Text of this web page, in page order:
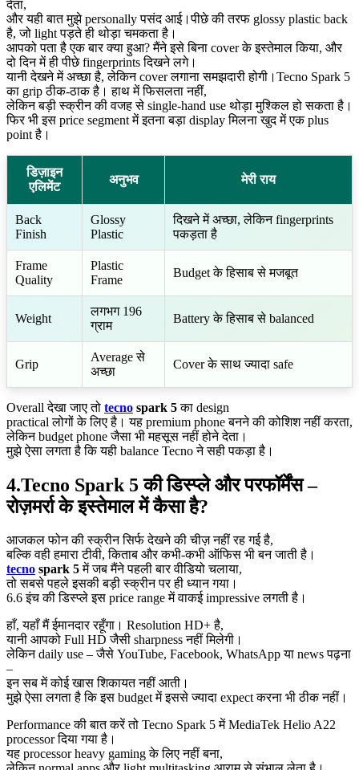
देता,
और यही बात मुझे personally पसंद आई।पीछे की तरफ glossy plastic back
है, जो light पड़ते ही थोड़ा चमकता है।
आपको पता है एक बार क्या हुआ? मैंने इसे बिना cover के इस्तेमाल किया, और
दो दिन में ही पीछे fingerprints दिखने लगे।
यानी देखने में अच्छा है, लेकिन cover लगाना समझदारी होगी।Tecno Spark 5
का grip ठीक-ठाक है। हाथ में फिसलता नहीं,
लेकिन बड़ी स्क्रीन की वजह से single-hand use थोड़ा मुश्किल हो सकता है।
फिर भी इस price segment में इतना बड़ा display मिलना खुद में एक plus
point है।
डिज़ाइन
एलिमेंट
अनुभव मेरी राय
Back
Finish
Glossy
Plastic
दिखने में अच्छा, लेकिन fingerprints
पकड़ता है
Frame
Quality
Plastic
Frame
Budget के हिसाब से मजबूत
Weight
लगभग 196
ग्राम
Battery के हिसाब से balanced
Grip
Average से
अच्छा
Cover के साथ ज्यादा safe
Overall देखा जाए तो tecno spark 5का design
practical लोगों के लिए है। यह premium phone बनने की कोशिश नहीं करता,
लेकिन budget phone जैसा भी महसूस नहीं होने देता।
मुझे ऐसा लगता है कि यही balance Tecno ने सही पकड़ा है।
4.Tecno Spark 5 की डिस्प्ले और परफॉर्मेंस –
रोज़मर्रा के इस्तेमाल में कैसा है?
आजकल फोन की स्क्रीन सिर्फ देखने की चीज़ नहीं रह गई है,
बल्कि वही हमारा टीवी, किताब और कभी-कभी ऑफिस भी बन जाती है।
tecno spark 5में जब मैंने पहली बार वीडियो चलाया,
तो सबसे पहले इसकी बड़ी स्क्रीन पर ही ध्यान गया।
6.6 इंच की डिस्प्ले इस price range में वाकई impressive लगती है।
हाँ, यहाँ मैं ईमानदार रहूँगा। Resolution HD+ है,
यानी आपको Full HD जैसी sharpness नहीं मिलेगी।
लेकिन daily use – जैसे YouTube, Facebook, WhatsApp या news पढ़ना
–
इन सब में कोई खास शिकायत नहीं आती।
मुझे ऐसा लगता है कि इस budget में इससे ज्यादा expect करना भी ठीक नहीं।
Performance की बात करें तो Tecno Spark 5 में MediaTek Helio A22
processor दिया गया है।
यह processor heavy gaming के लिए नहीं बना,